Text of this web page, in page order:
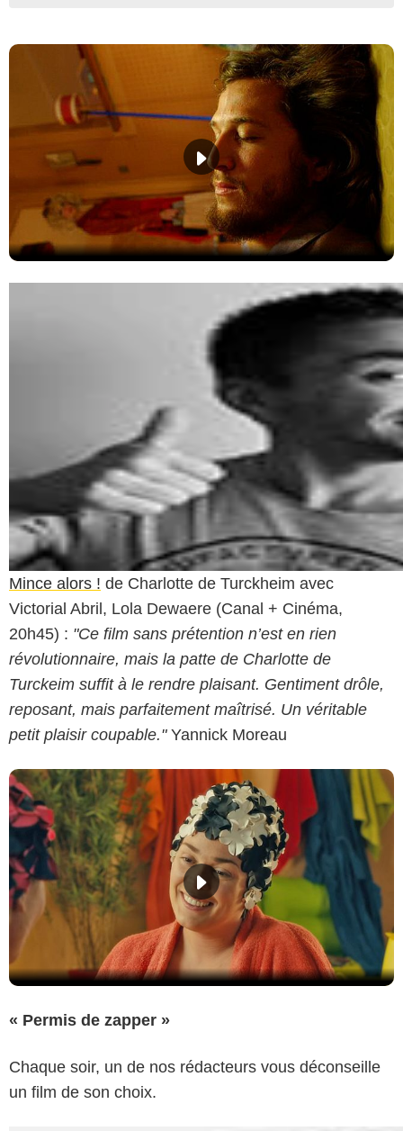
Mince alors ! de Charlotte de Turckheim avec
Victorial Abril, Lola Dewaere (Canal + Cinéma,
20h45) : "Ce film sans prétention n’est en rien
révolutionnaire, mais la patte de Charlotte de
Turckeim suffit à le rendre plaisant. Gentiment drôle,
reposant, mais parfaitement maîtrisé. Un véritable
petit plaisir coupable."Yannick Moreau
« Permis de zapper »
Chaque soir, un de nos rédacteurs vous déconseille
un film de son choix.